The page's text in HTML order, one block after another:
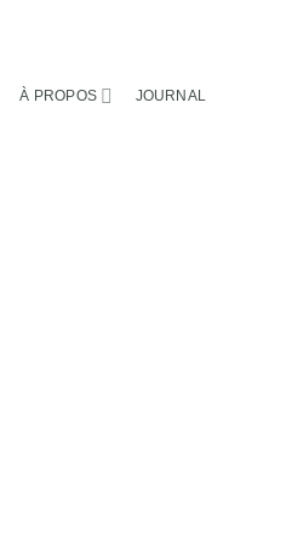
À PROPOS JOURNAL